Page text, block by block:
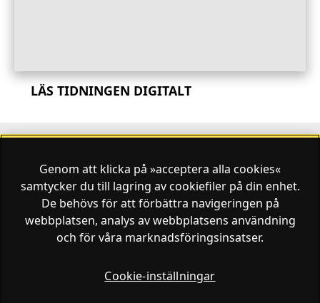
LÄS TIDNINGEN DIGITALT
Finansliv ägs av Finansliv Sverige AB, 556784-8741.
Finansliv producerades av Tidningen Journalisten AB
Genom att klicka på »acceptera alla cookies«
samtycker du till lagring av cookiefiler på din enhet.
De behövs för att förbättra navigeringen på
webbplatsen, analys av webbplatsens användning
och för våra marknadsföringsinsatser.
Cookie-inställningar